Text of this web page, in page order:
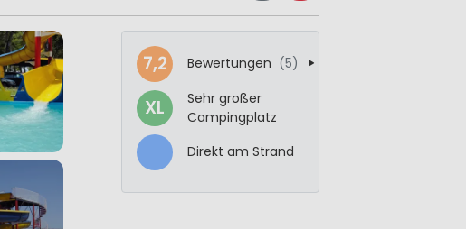
7,2 Bewertungen (5)
XL
Sehr großer
Campingplatz
Direkt am Strand